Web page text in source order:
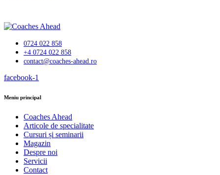
0724 022 858
+4 0724 022 858
contact@coaches-ahead.ro
facebook-1
Meniu principal
Coaches Ahead
Articole de specialitate
Cursuri și seminarii
Magazin
Despre noi
Servicii
Contact